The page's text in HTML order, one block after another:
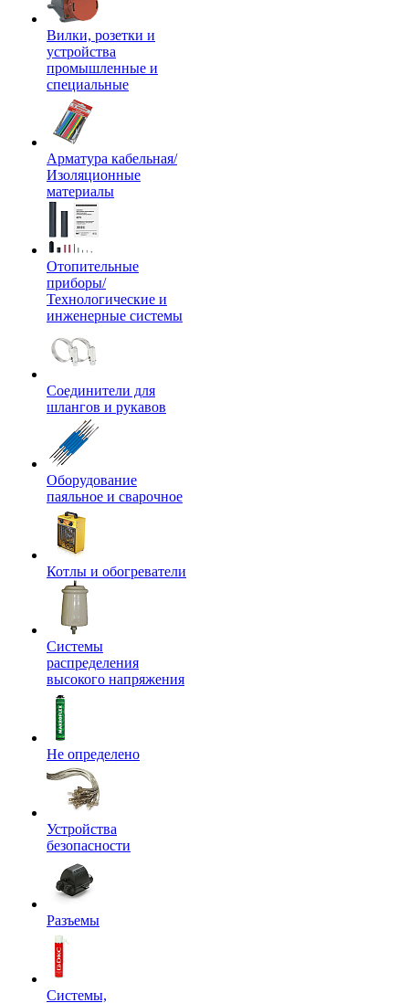
Вилки, розетки и
устройства
промышленные и
специальные
Арматура кабельная/
Изоляционные
материалы
Отопительные
приборы/
Технологические и
инженерные системы
Соединители для
шлангов и рукавов
Оборудование
паяльное и сварочное
Котлы и обогреватели
Системы
распределения
высокого напряжения
Не определено
Устройства
безопасности
Разъемы
Системы,